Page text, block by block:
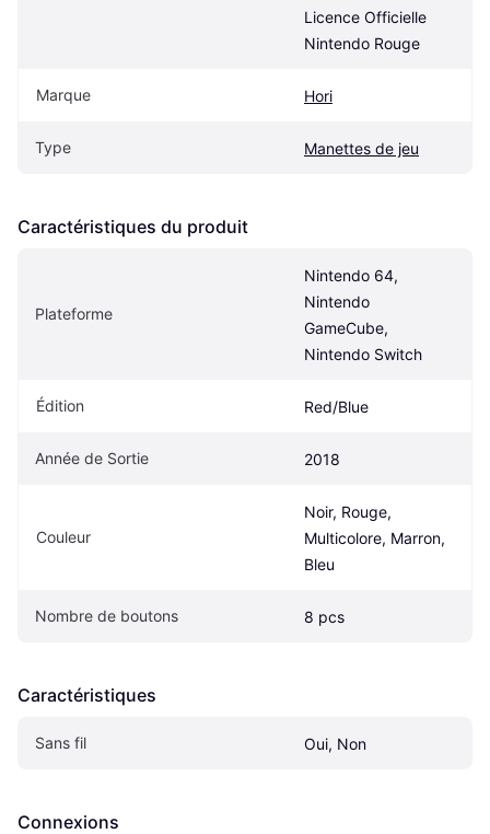
Licence Officielle
Nintendo Rouge
Marque Hori
Type Manettes de jeu
Caractéristiques du produit
Plateforme
Nintendo 64,
Nintendo
GameCube,
Nintendo Switch
Édition Red/Blue
Année de Sortie 2018
Couleur
Noir, Rouge,
Multicolore, Marron,
Bleu
Nombre de boutons 8 pcs
Caractéristiques
Sans fil Oui, Non
Connexions